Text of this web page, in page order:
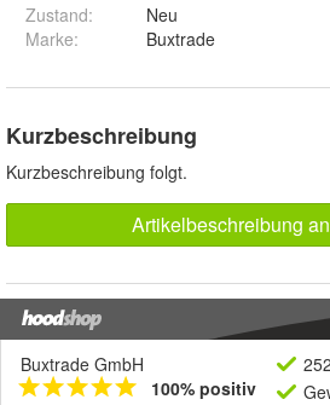
Zustand:
Neu
Marke:
Buxtrade
Kurzbeschreibung
Kurzbeschreibung folgt.
Artikelbeschreibung
Buxtrade GmbH
100% positiv